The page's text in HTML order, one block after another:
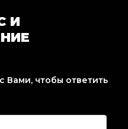
И
Вами, чтобы ответить